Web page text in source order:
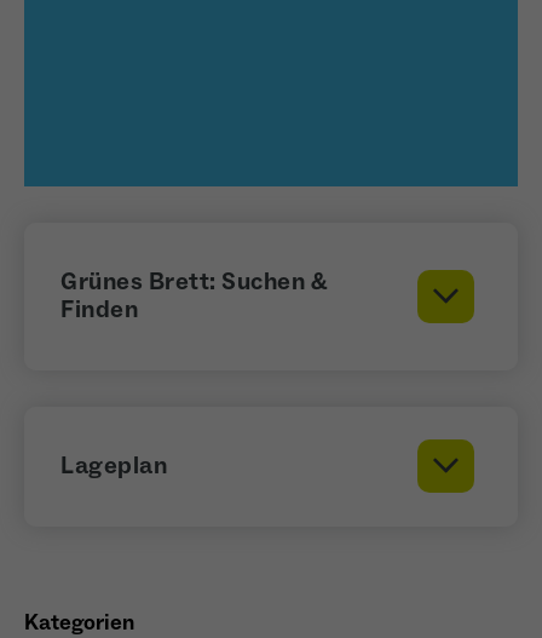
Werbung - Messung von Conversions aus
Facebook-/Instagram-Werbung
Grünes Brett: Suchen &
Finden
Lageplan
Kategorien